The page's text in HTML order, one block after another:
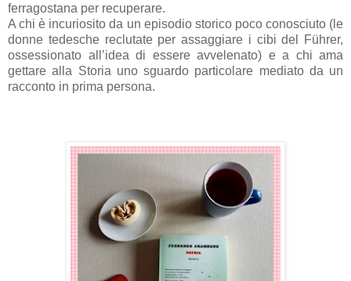
ferragostana per recuperare.
A chi è incuriosito da un episodio storico poco conosciuto (le
donne tedesche reclutate per assaggiare i cibi del Führer,
ossessionato all’idea di essere avvelenato) e a chi ama
gettare alla Storia uno sguardo particolare mediato da un
racconto in prima persona.